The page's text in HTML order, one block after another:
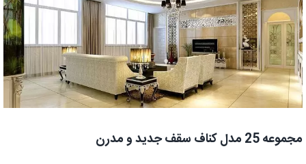
مجموعه 25 مدل کناف سقف جدید و مدرن